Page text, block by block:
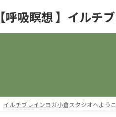
【呼吸瞑想 】イルチ
イルチブレインヨガ小倉スタジオへようこ